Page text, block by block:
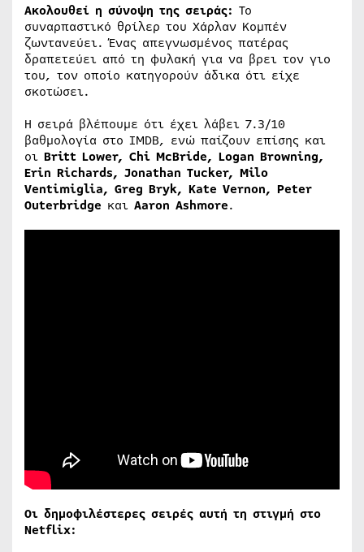
Ακολουθεί η σύνοψη της σειράς: Το
συναρπαστικό θρίλερ του Χάρλαν Κομπέν
ζωντανεύει. Ένας απεγνωσμένος πατέρας
δραπετεύει από τη φυλακή για να βρει τον γιο
του, τον οποίο κατηγορούν άδικα ότι είχε
σκοτώσει.
Η σειρά βλέπουμε ότι έχει λάβει 7.3/10
βαθμολογία στο IMDB, ενώ παίζουν επίσης και
οι Britt Lower, Chi McBride, Logan Browning,
Erin Richards, Jonathan Tucker, Milo
Ventimiglia, Greg Bryk, Kate Vernon, Peter
Outerbridge και Aaron Ashmore.
Οι δημοφιλέστερες σειρές αυτή τη στιγμή στο
Netflix: